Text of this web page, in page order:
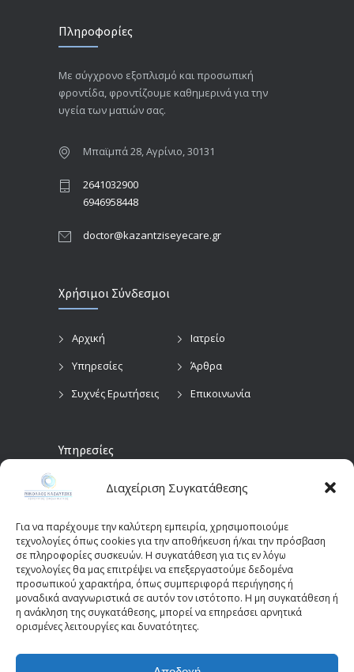
Διαχείριση Συγκατάθεσης
Για να παρέχουμε την καλύτερη εμπειρία, χρησιμοποιούμε
τεχνολογίες όπως cookies για την αποθήκευση ή/και την πρόσβαση
σε πληροφορίες συσκευών. Η συγκατάθεση για τις εν λόγω
τεχνολογίες θα μας επιτρέψει να επεξεργαστούμε δεδομένα
προσωπικού χαρακτήρα, όπως συμπεριφορά περιήγησης ή
μοναδικά αναγνωριστικά σε αυτόν τον ιστότοπο. Η μη συγκατάθεση ή
η ανάκληση της συγκατάθεσης, μπορεί να επηρεάσει αρνητικά
ορισμένες λειτουργίες και δυνατότητες.
Πληροφορίες
Με σύγχρονο εξοπλισμό και προσωπική
φροντίδα, φροντίζουμε καθημερινά για την
υγεία των ματιών σας.
Μπαϊμπά 28, Αγρίνιο, 30131
2641032900
6946958448
doctor@kazantziseyecare.gr
Χρήσιμοι Σύνδεσμοι
Αρχική
Ιατρείο
Υπηρεσίες
Άρθρα
Συχνές Ερωτήσεις
Επικοινωνία
Υπηρεσίες
Προληπτικός
Έλεγχος
Διαγνωστικές
Χειρουργικές
Επεμβάσεις Οφθαλμών
Οπτικά Πεδία
(Perimetry)
Παιδοοφθαλμολογία
Οπτική Τομογραφία
Συνοχής (OCT)